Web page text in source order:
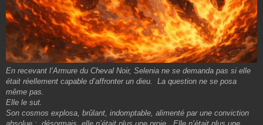
En recevant l’Armure du Cheval Noir, Selenia ne se demanda pas si elle
était réellement capable d’affronter un dieu. La question ne se posa
même pas.
Elle le sut.
Son cosmos explosa, brûlant, indomptable, alimenté par une conviction